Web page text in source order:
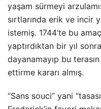
yaşam sürmeyi
sırtlarında erik ve incir
istemiş. 1744’te bu
yaptırdıktan bir yıl
dayanamayıp bu
ettirme kararı almış.
“Sans souci” yani